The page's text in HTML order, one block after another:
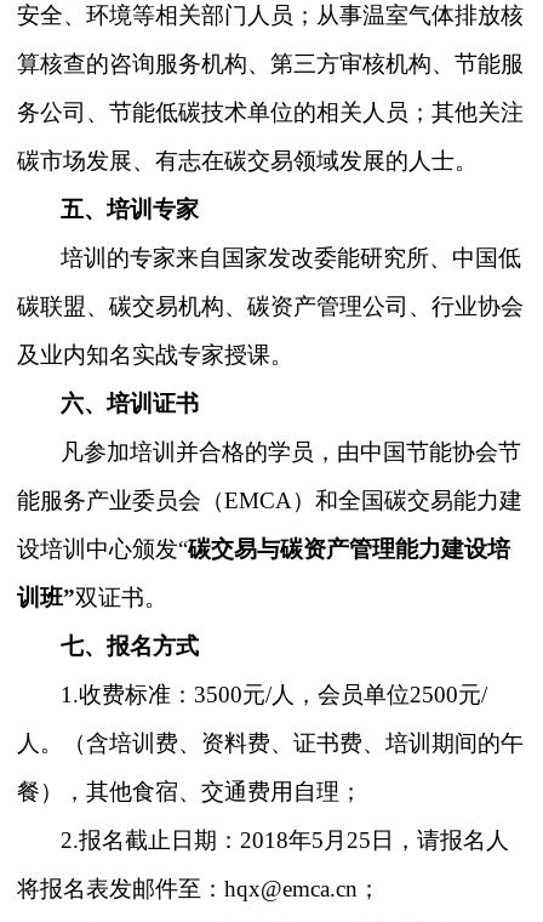
安全、环境等相关部门人员；从事温室气体排放核
算核查的咨询服务机构、第三方审核机构、节能服
务公司、节能低碳技术单位的相关人员；其他关注
碳市场发展、有志在碳交易领域发展的人士。
五、培训专家
培训的专家来自国家发改委能研究所、中国低
碳联盟、碳交易机构、碳资产管理公司、行业协会
及业内知名实战专家授课。
六、培训证书
凡参加培训并合格的学员，由中国节能协会节
能服务产业委员会（EMCA）和全国碳交易能力建
设培训中心颁发“碳交易与碳资产管理能力建设培
训班”双证书。
七、报名方式
1.收费标准：3500元/人，会员单位2500元/
人。（含培训费、资料费、证书费、培训期间的午
餐），其他食宿、交通费用自理；
2.报名截止日期：2018年5月25日，请报名人
将报名表发邮件至：hqx@emca.cn；